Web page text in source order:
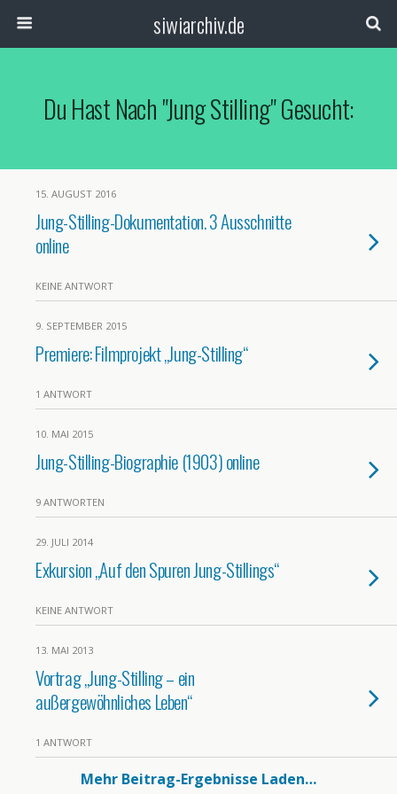
siwiarchiv.de
Du Hast Nach "jung Stilling" Gesucht:
15. AUGUST 2016
Jung-Stilling-Dokumentation. 3 Ausschnitte
online
KEINE ANTWORT
9. SEPTEMBER 2015
Premiere: Filmprojekt „Jung-Stilling“
1 ANTWORT
10. MAI 2015
Jung-Stilling-Biographie (1903) online
9 ANTWORTEN
29. JULI 2014
Exkursion „Auf den Spuren Jung-Stillings“
KEINE ANTWORT
13. MAI 2013
Vortrag „Jung-Stilling – ein
außergewöhnliches Leben“
1 ANTWORT
Mehr Beitrag-Ergebnisse Laden…